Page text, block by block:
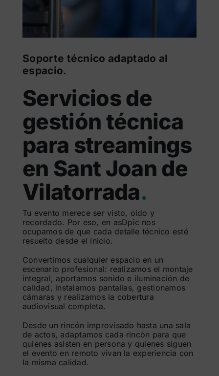
Soporte técnico adaptado al
espacio.
Servicios de
gestión técnica
para streamings
en Sant Joan de
Vilatorrada.
Tu evento merece ser visto, oído y
recordado. Por eso, en asDpic nos
ocupamos de que cada detalle técnico esté
resuelto desde el inicio.
Convertimos cualquier espacio en un
escenario profesional: realizamos el montaje
integral, aportamos sonido e iluminación de
calidad, instalamos pantallas, gestionamos
cámaras y realizamos la cobertura
audiovisual completa.
Desde un rincón improvisado hasta una sala
de actos, adaptamos cada rincón para que
quienes asisten en persona y quienes siguen
el evento en remoto vivan la experiencia con
la misma calidad.